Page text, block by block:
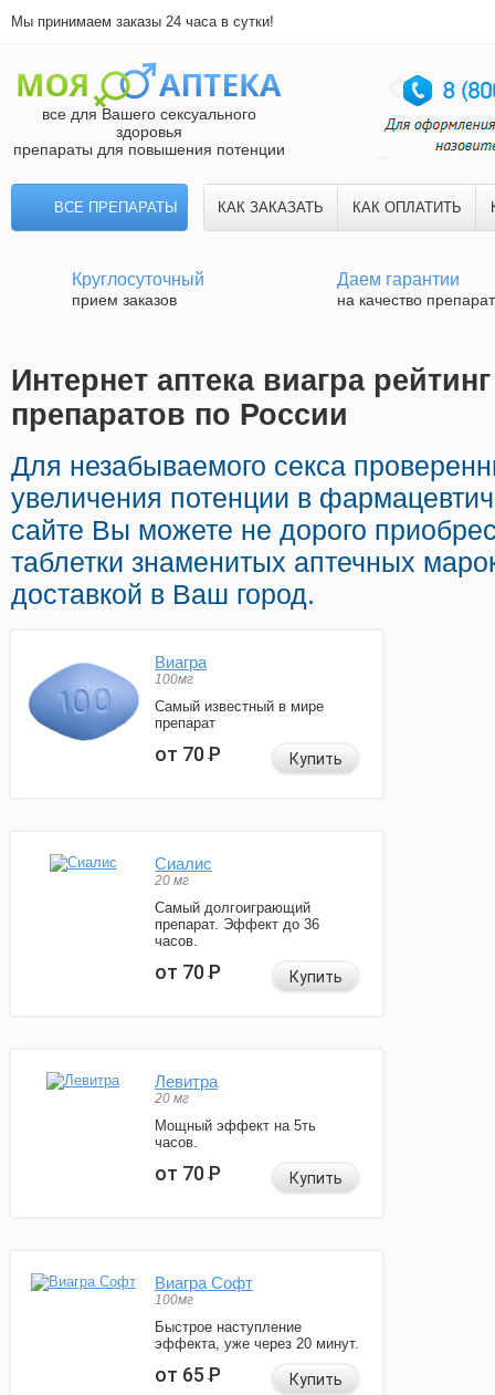
Мы принимаем заказы 24 часа в сутки!
все для Вашего сексуального
здоровья
препараты для повышения потенции
ВСЕ ПРЕПАРАТЫ КАК ЗАКАЗАТЬ КАК ОПЛАТИТЬ
Круглосуточный
прием заказов
Даем гарантии
на качество
Интернет аптека виагра
препаратов по России
Для незабываемого секса
увеличения потенции в
сайте Вы можете не дорого
таблетки знаменитых аптечных
доставкой в Ваш город.
Виагра
100мг
Самый известный в мире
препарат
от 70Р Купить
Сиалис
20 мг
Самый долгоиграющий
препарат. Эффект до 36
часов.
от 70Р Купить
Левитра
20 мг
Мощный эффект на 5ть
часов.
от 70Р Купить
Виагра Софт
100мг
Быстрое наступление
эффекта, уже через 20 минут.
от 65Р Купить